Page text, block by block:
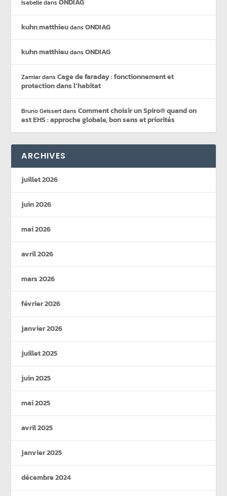
IsabelledansONDIAG
kuhn matthieudansONDIAG
kuhn matthieudansONDIAG
ZamiardansCage de faraday : fonctionnement et
protection dans l’habitat
Bruno GeissertdansComment choisir un Spiro® quand on
est EHS : approche globale, bon sens et priorités
ARCHIVES
juillet 2026
juin 2026
mai 2026
avril 2026
mars 2026
février 2026
janvier 2026
juillet 2025
juin 2025
mai 2025
avril 2025
janvier 2025
décembre 2024